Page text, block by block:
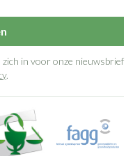
in voor onze nieuwsbrief
.